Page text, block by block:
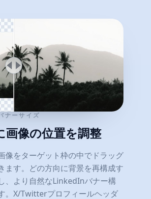
ーサイズ
画像の位置を調整
像をターゲット枠の中でドラッグ
ます。どの方向に背景を再構成す
、より自然なLinkedInバナー構
。X/Twitterプロフィールヘッダ